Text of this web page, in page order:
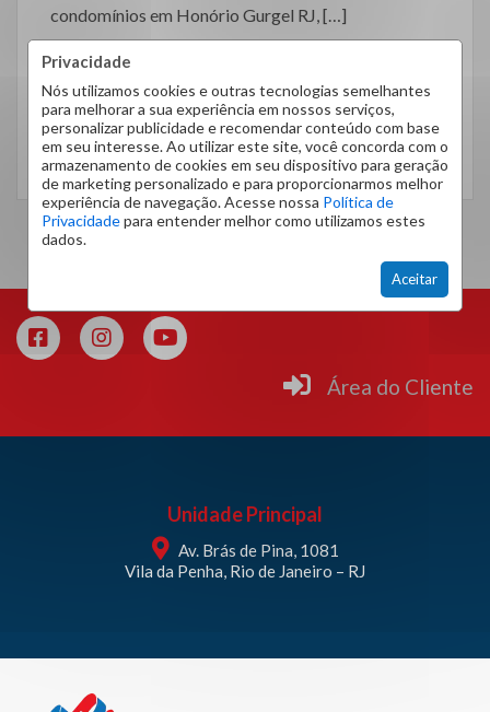
Privacidade
Nós utilizamos cookies e outras tecnologias semelhantes
para melhorar a sua experiência em nossos serviços,
personalizar publicidade e recomendar conteúdo com base
em seu interesse. Ao utilizar este site, você concorda com o
armazenamento de cookies em seu dispositivo para geração
de marketing personalizado e para proporcionarmos melhor
experiência de navegação. Acesse nossa Política de
Privacidadepara entender melhor como utilizamos estes
dados.
Aceitar
condomínios em Honório Gurgel RJ, […]
LEIA MAIS
Área do Cliente
Unidade Principal
Av. Brás de Pina, 1081
Vila da Penha, Rio de Janeiro – RJ